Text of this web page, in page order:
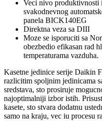
Veci nivo
svakodnevnog
panela BICK140EG
Direktna veza sa DIII
Moze se isporuciti sa
obezbedio efikasan rad
temperaturama vazduha.
Kasetne jedinice serije Daikin
razlicitim spoljnim jedinicama
sredstava, sto prosiruje
najoptimalniji izbor istih.
kasete, sto stvara dodatnu
samo na kraju, vec iu procesu